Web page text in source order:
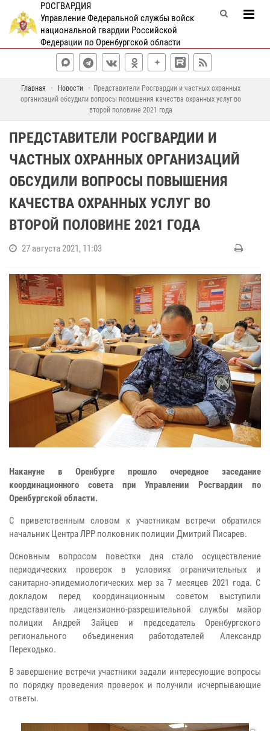
РОСГВАРДИЯ
Управление Федеральной службы войск
национальной гвардии Российской
Федерации по Оренбургской области
Главная Новости
Представители Росгвардии и частных охранных
организаций обсудили вопросы повышения качества охранных услуг во
второй половине 2021 года
ПРЕДСТАВИТЕЛИ РОСГВАРДИИ И
ЧАСТНЫХ ОХРАННЫХ ОРГАНИЗАЦИЙ
ОБСУДИЛИ ВОПРОСЫ ПОВЫШЕНИЯ
КАЧЕСТВА ОХРАННЫХ УСЛУГ ВО
ВТОРОЙ ПОЛОВИНЕ 2021 ГОДА
27 августа 2021, 11:03
Накануне в Оренбурге прошло очередное заседание
координационного совета при Управлении Росгвардии по
Оренбургской области.
С приветственным словом к участникам встречи обратился
начальник Центра ЛРР полковник полиции Дмитрий Писарев.
Основным вопросом повестки дня стало осуществление
периодических проверок в условиях ограничительных и
санитарно-эпидемиологических мер за 7 месяцев 2021 года. С
докладом перед координационным советом выступили
представитель лицензионно-разрешительной службы майор
полиции Андрей Зайцев и председатель Оренбургского
регионального объединения работодателей Александр
Переходько.
В завершение встречи участники задали интересующие вопросы
по порядку проведения проверок и получили исчерпывающие
ответы.